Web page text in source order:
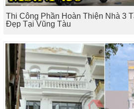
Thi Công Phần Hoàn Thiện Nhà 3
Đẹp Tại Vũng Tàu